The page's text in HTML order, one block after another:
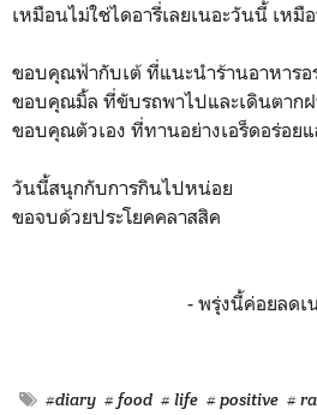
เหมือนไม่ใช่ไดอารี่เลยเนอะวันนี้ เหมื
ขอบคุณฟ้ากับเต้ ที่แนะนำร้านอาหารอ
ขอบคุณมิ้ล ที่ขับรถพาไปและเดินตาก
ขอบคุณตัวเอง ที่ทานอย่างเอร็ดอร่อยแ
วันนี้สนุกกับการกินไปหน่อย
ขอจบด้วยประโยคคลาสสิค
- พรุ่งนี้ค่อยลดเ
#diary # food # life # positive #